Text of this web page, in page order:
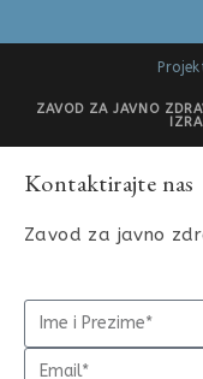
ZAVOD ZA JAVNO
Kontaktirajte nas
Zavod za javno